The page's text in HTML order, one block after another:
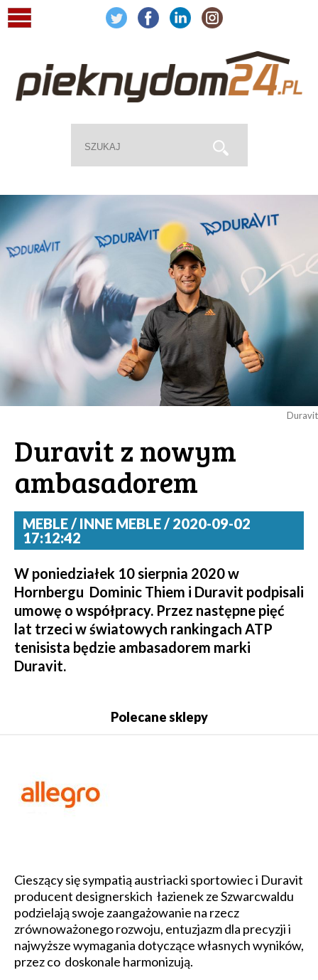
Duravit
Duravit z nowym
ambasadorem
MEBLE / INNE MEBLE / 2020-09-02
17:12:42
W poniedziałek 10 sierpnia 2020 w
Hornbergu Dominic Thiem i Duravit podpisali
umowę o współpracy. Przez następne pięć
lat trzeci w światowych rankingach ATP
tenisista będzie ambasadorem marki
Duravit.
Polecane sklepy
Cieszący się sympatią austriacki sportowiec i Duravit
producent designerskich łazienek ze Szwarcwaldu
podzielają swoje zaangażowanie na rzecz
zrównoważonego rozwoju, entuzjazm dla precyzji i
najwyższe wymagania dotyczące własnych wyników,
przez co doskonale harmonizują.